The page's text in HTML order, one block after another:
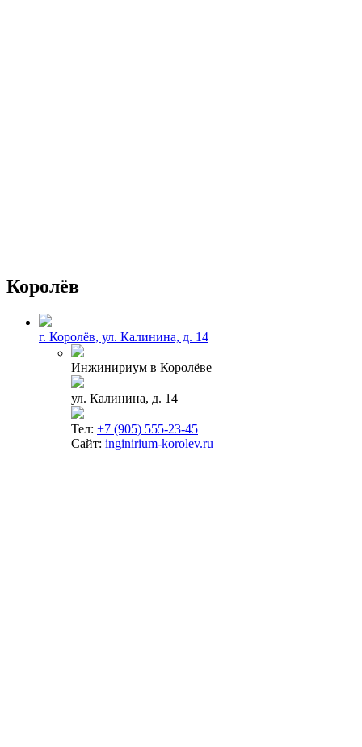
Королёв
г. Королёв, ул. Калинина, д. 14
Инжинириум в Королёве
ул. Калинина, д. 14
Тел: +7 (905) 555-23-45
Сайт: inginirium-korolev.ru